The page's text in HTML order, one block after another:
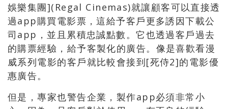
娛樂集團](Regal Cinemas)就讓顧客可以直接透
過app購買電影票，這給予客戶更多誘因下載公
司app，並且累積忠誠點數。它也透過客戶過去
的購票經驗，給予客製化的廣告。像是喜歡看漫
威系列電影的客戶就比較會接到[死侍2]的電影優
惠廣告。
但是，專家也警告企業，製作app必須非常小